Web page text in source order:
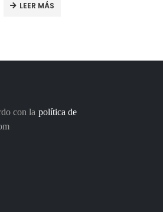
LEER MÁS
con la política de